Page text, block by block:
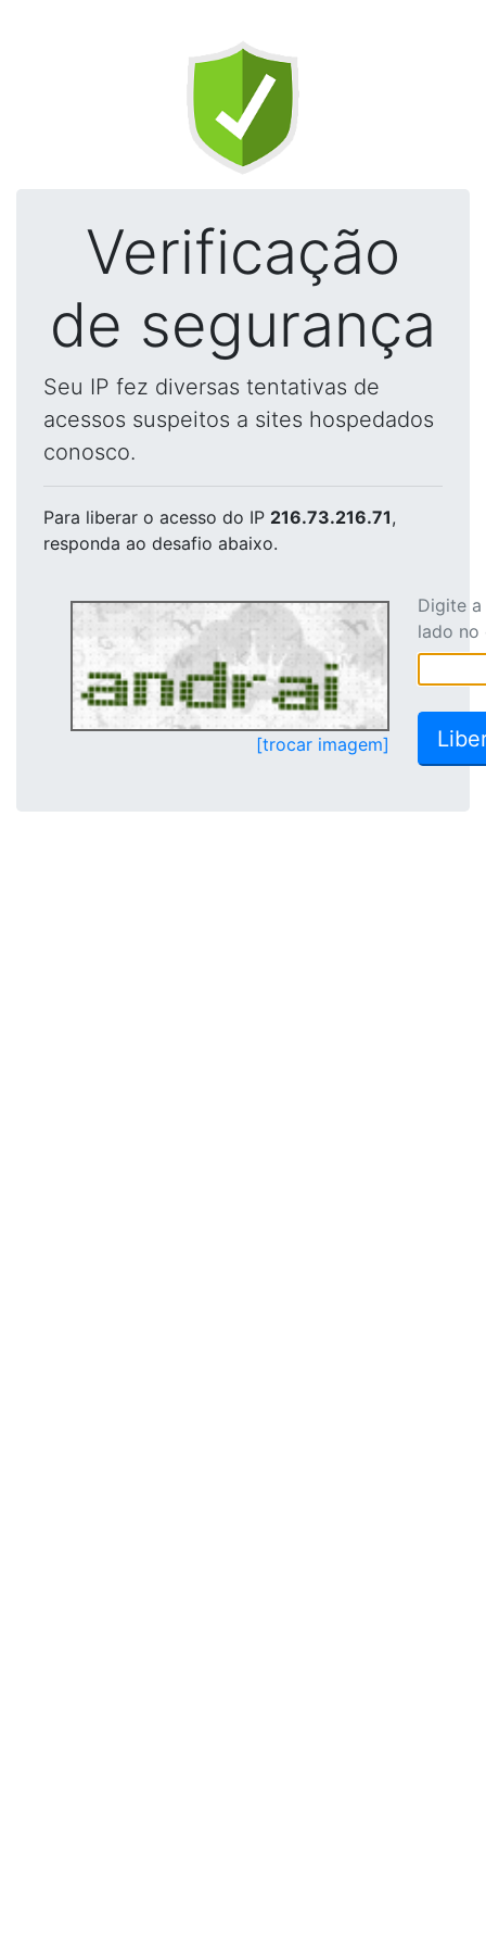
Verificação
de segurança
Seu IP fez diversas tentativas de
acessos suspeitos a sites hospedados
conosco.
Para liberar o acesso do IP 216.73.216.71,
responda ao desafio abaixo.
[trocar imagem]
Digite
lado no